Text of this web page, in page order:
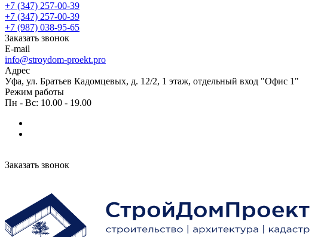
+7 (347) 257-00-39
+7 (347) 257-00-39
+7 (987) 038-95-65
Заказать звонок
E-mail
info@stroydom-proekt.pro
Адрес
Уфа, ул. Братьев Кадомцевых, д. 12/2, 1 этаж, отдельный вход "Офис 1"
Режим работы
Пн - Вс: 10.00 - 19.00
Заказать звонок